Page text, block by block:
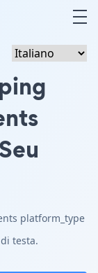
platform_type
testa.